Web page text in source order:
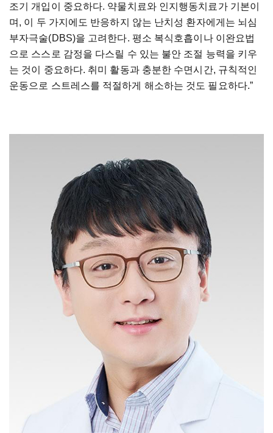
조기 개입이 중요하다. 약물치료와 인지행동치료가 기본이
며, 이 두 가지에도 반응하지 않는 난치성 환자에게는 뇌심
부자극술(DBS)을 고려한다. 평소 복식호흡이나 이완요법
으로 스스로 감정을 다스릴 수 있는 불안 조절 능력을 키우
는 것이 중요하다. 취미 활동과 충분한 수면시간, 규칙적인
운동으로 스트레스를 적절하게 해소하는 것도 필요하다.”